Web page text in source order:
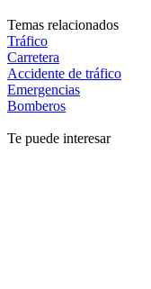
Temas relacionados
Tráfico
Carretera
Accidente de tráfico
Emergencias
Bomberos
Te puede interesar